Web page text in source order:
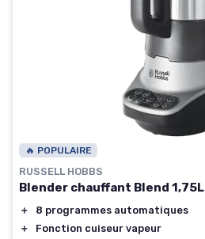
🔥 POPULAIRE
RUSSELL HOBBS
Blender chauffant Blend 1,75L
＋
8 programmes automatiques
＋
Fonction cuiseur vapeur